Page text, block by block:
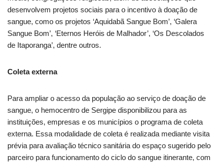
desenvolvem projetos sociais para o incentivo à doação de
sangue, como os projetos ‘Aquidabã Sangue Bom’, ‘Galera
Sangue Bom’, ‘Eternos Heróis de Malhador’, ‘Os Descolados
de Itaporanga’, dentre outros.
Coleta externa
Para ampliar o acesso da população ao serviço de doação de
sangue, o hemocentro de Sergipe disponibilizou para as
instituições, empresas e os municípios o programa de coleta
externa. Essa modalidade de coleta é realizada mediante visita
prévia para avaliação técnico sanitária do espaço sugerido pelo
parceiro para funcionamento do ciclo do sangue itinerante, com